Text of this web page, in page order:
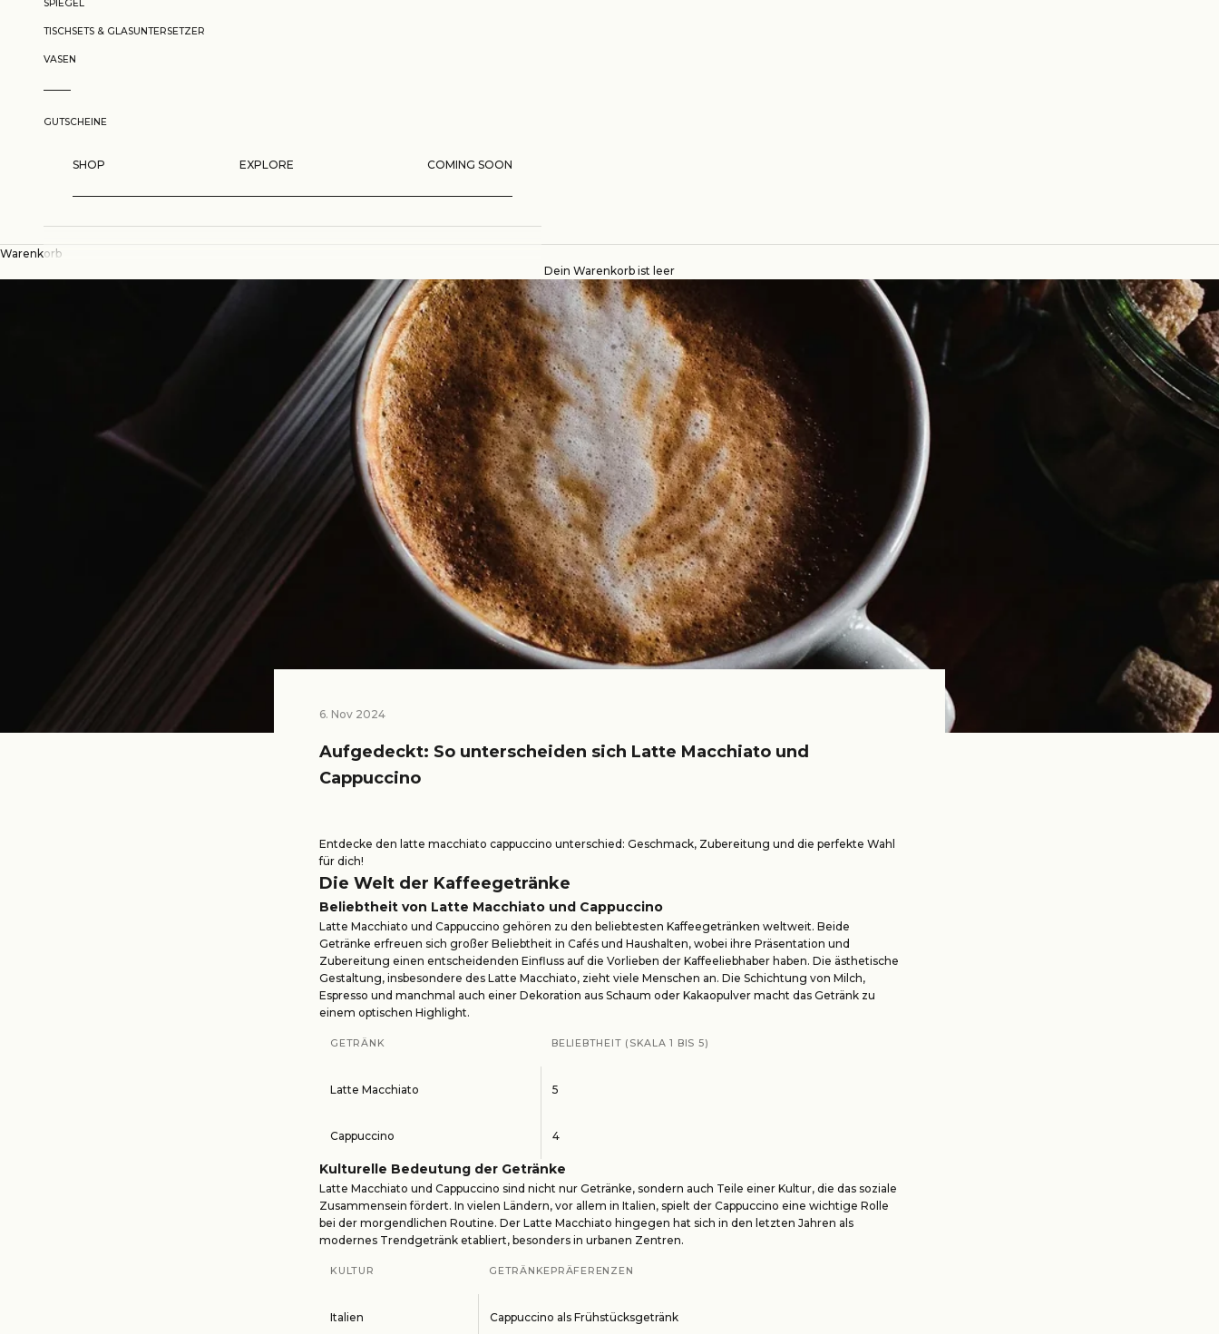
SPIEGEL
TISCHSETS & GLASUNTERSETZER
VASEN
GUTSCHEINE
SHOP EXPLORE COMING SOON
Warenkorb
Dein Warenkorb ist leer
6. Nov 2024
Aufgedeckt: So unterscheiden sich Latte Macchiato und
Cappuccino
Entdecke den latte macchiato cappuccino unterschied: Geschmack, Zubereitung und die perfekte Wahl
für dich!
Die Welt der Kaffeegetränke
Beliebtheit von Latte Macchiato und Cappuccino
Latte Macchiato und Cappuccino gehören zu den beliebtesten Kaffeegetränken weltweit. Beide
Getränke erfreuen sich großer Beliebtheit in Cafés und Haushalten, wobei ihre Präsentation und
Zubereitung einen entscheidenden Einfluss auf die Vorlieben der Kaffeeliebhaber haben. Die ästhetische
Gestaltung, insbesondere des Latte Macchiato, zieht viele Menschen an. Die Schichtung von Milch,
Espresso und manchmal auch einer Dekoration aus Schaum oder Kakaopulver macht das Getränk zu
einem optischen Highlight.
GETRÄNK BELIEBTHEIT (SKALA 1 BIS 5)
Latte Macchiato 5
Cappuccino 4
Kulturelle Bedeutung der Getränke
Latte Macchiato und Cappuccino sind nicht nur Getränke, sondern auch Teile einer Kultur, die das soziale
Zusammensein fördert. In vielen Ländern, vor allem in Italien, spielt der Cappuccino eine wichtige Rolle
bei der morgendlichen Routine. Der Latte Macchiato hingegen hat sich in den letzten Jahren als
modernes Trendgetränk etabliert, besonders in urbanen Zentren.
KULTUR GETRÄNKEPRÄFERENZEN
Italien Cappuccino als Frühstücksgetränk